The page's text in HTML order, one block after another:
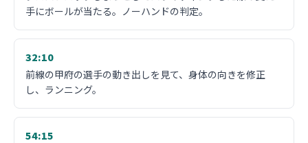
手にボールが当たる。ノーハンドの判定。
32:10
前線の甲府の選手の動き出しを見て、身体の向きを修正
し、ランニング。
54:15